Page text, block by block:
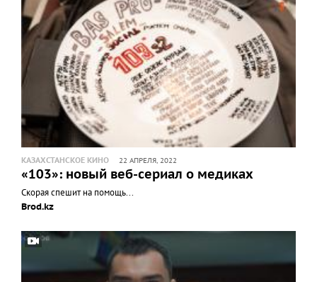
КАЗАХСТАНСКОЕ КИНО 22 АПРЕЛЯ, 2022
«103»: новый веб-сериал о медиках
Скорая спешит на помощь...
Brod.kz